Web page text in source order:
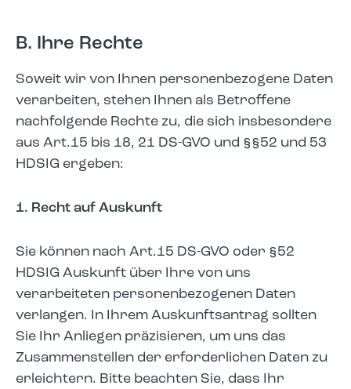
B. Ihre Rechte
Soweit wir von Ihnen personenbezogene Daten
verarbeiten, stehen Ihnen als Betroffene
nachfolgende Rechte zu, die sich insbesondere
aus Art.15 bis 18, 21 DS-GVO und §§52 und 53
HDSIG ergeben:
1. Recht auf Auskunft
Sie können nach Art.15 DS-GVO oder §52
HDSIG Auskunft über Ihre von uns
verarbeiteten personenbezogenen Daten
verlangen. In Ihrem Auskunftsantrag sollten
Sie Ihr Anliegen präzisieren, um uns das
Zusammenstellen der erforderlichen Daten zu
erleichtern. Bitte beachten Sie, dass Ihr